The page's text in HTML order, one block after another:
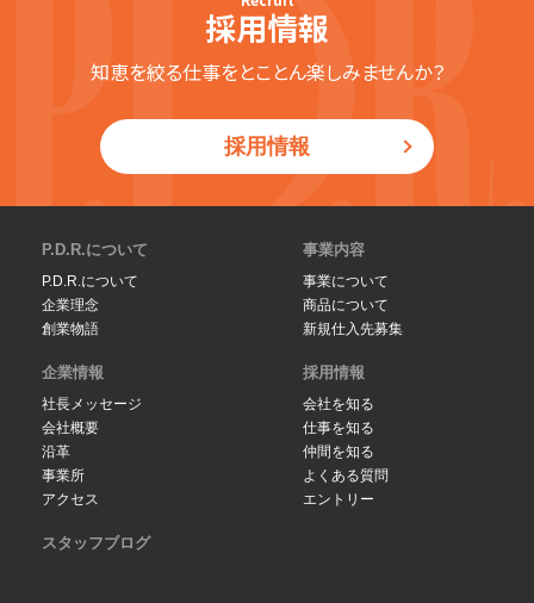
採用情報
知恵を絞る仕事をとことん楽しみませんか？
採用情報
P.D.R.について
P.D.R.について
企業理念
創業物語
事業内容
事業について
商品について
新規仕入先募集
企業情報
社長メッセージ
会社概要
沿革
事業所
アクセス
採用情報
会社を知る
仕事を知る
仲間を知る
よくある質問
エントリー
スタッフブログ